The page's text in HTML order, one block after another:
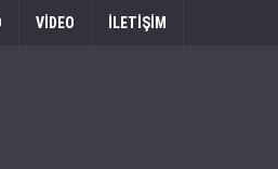
VİDEO İLETİŞİM